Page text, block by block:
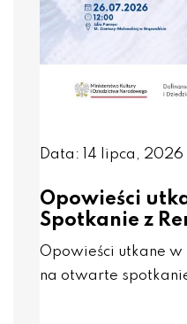
Data: 14 lipca, 2026
Opowieści
Spotkanie z
Opowieści utkane
na otwarte